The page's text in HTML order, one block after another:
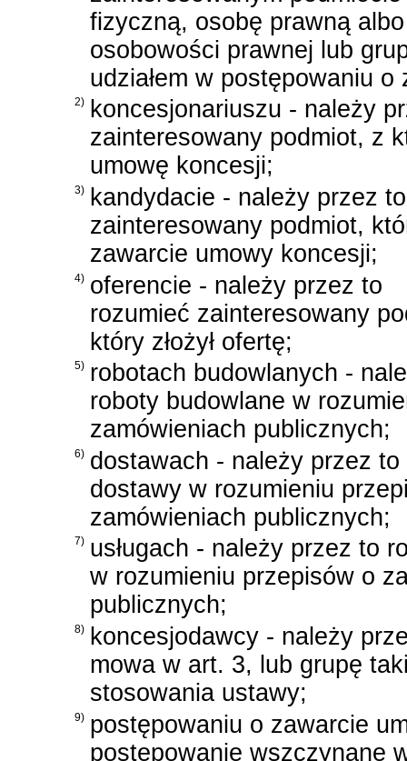
fizyczną, osobę prawną
osobowości prawnej lub
udziałem w postępowaniu
2)
koncesjonariuszu - należy
zainteresowany podmiot, z
umowę koncesji;
3)
kandydacie - należy przez
zainteresowany podmiot,
zawarcie umowy koncesji;
4) oferencie - należy przez to
rozumieć zainteresowany
który złożył ofertę;
5) robotach budowlanych -
roboty budowlane w
zamówieniach publicznych;
6) dostawach - należy przez to
dostawy w rozumieniu
zamówieniach publicznych;
7) usługach - należy przez to
w rozumieniu przepisów o
publicznych;
8)
koncesjodawcy - należy
mowa w art. 3, lub grupę
stosowania ustawy;
9) postępowaniu o zawarcie
postępowanie wszczynane